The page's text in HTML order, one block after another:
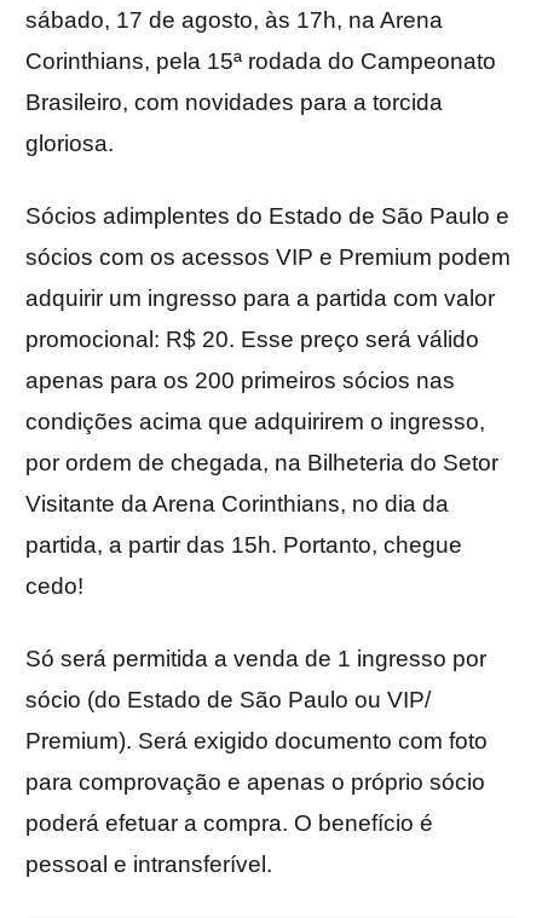
sábado, 17 de agosto, às 17h, na Arena
Corinthians, pela 15ª rodada do Campeonato
Brasileiro, com novidades para a torcida
gloriosa.
Sócios adimplentes do Estado de São Paulo e
sócios com os acessos VIP e Premium podem
adquirir um ingresso para a partida com valor
promocional: R$ 20. Esse preço será válido
apenas para os 200 primeiros sócios nas
condições acima que adquirirem o ingresso,
por ordem de chegada, na Bilheteria do Setor
Visitante da Arena Corinthians, no dia da
partida, a partir das 15h. Portanto, chegue
cedo!
Só será permitida a venda de 1 ingresso por
sócio (do Estado de São Paulo ou VIP/
Premium). Será exigido documento com foto
para comprovação e apenas o próprio sócio
poderá efetuar a compra. O benefício é
pessoal e intransferível.